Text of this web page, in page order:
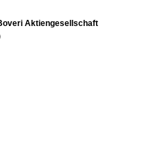
Aktiengesellschaft